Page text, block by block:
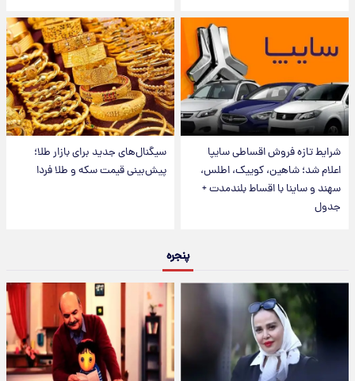
شرایط تازه فروش اقساطی سایپا
اعلام شد؛ شاهین، کوییک، اطلس،
سهند و ساینا با اقساط بلندمدت +
جدول
سیگنال‌های جدید برای بازار طلا؛
پیش‌بینی قیمت سکه و طلا فردا
پنجره